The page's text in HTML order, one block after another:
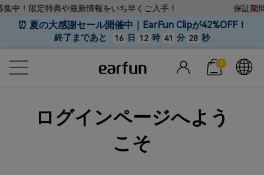
中！限定特典や最新情報をいち早くご入手！ 保証期
⏰ 夏の大感謝セール開催中｜EarFun Clipが42%OFF！
終了まであと 16 日 12 時 41 分 27 秒
0
ログインページへよう
こそ